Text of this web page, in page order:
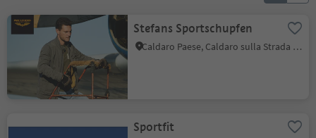
Stefans Sportschupfen
Caldaro Paese, Caldaro sulla Strada del Vino, Strada del Vino
Sportfit